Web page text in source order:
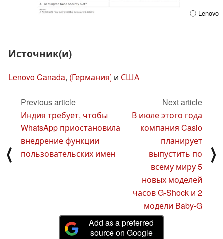
ⓘ Lenovo
Источник(и)
Lenovo Canada, (Германия) и США
⟨
Previous article
Индия требует, чтобы
WhatsApp приостановила
внедрение функции
пользовательских имен
Next article
В июле этого года
компания Casio
планирует
выпустить по
всему миру 5
новых моделей
часов G-Shock и 2
модели Baby-G
⟩
Add as a preferred
source on Google